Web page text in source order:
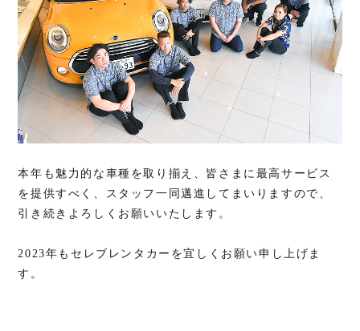
本年も魅力的な車種を取り揃え、皆さまに最高サービス
を提供すべく、スタッフ一同邁進してまいりますので、
引き続きよろしくお願いいたします。
2023年もセレブレンタカーを宜しくお願い申し上げま
す。